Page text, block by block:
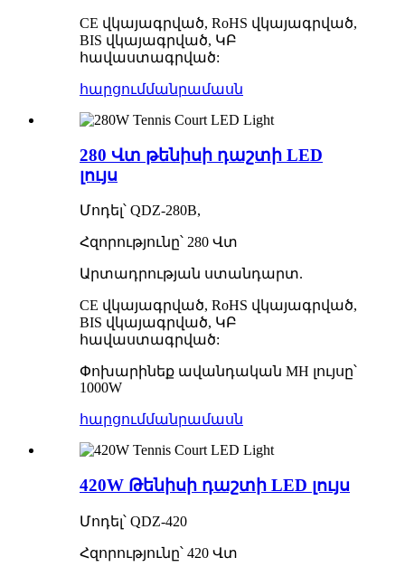
CE վկայագրված, RoHS վկայագրված,
BIS վկայագրված, ԿԲ
հավաստագրված:
հարցումմանրամասն
280 Վտ թենիսի դաշտի LED
լույս
Մոդել՝ QDZ-280B,
Հզորությունը՝ 280 Վտ
Արտադրության ստանդարտ.
CE վկայագրված, RoHS վկայագրված,
BIS վկայագրված, ԿԲ
հավաստագրված:
Փոխարինեք ավանդական MH լույսը՝
1000W
հարցումմանրամասն
420W Թենիսի դաշտի LED լույս
Մոդել՝ QDZ-420
Հզորությունը՝ 420 Վտ